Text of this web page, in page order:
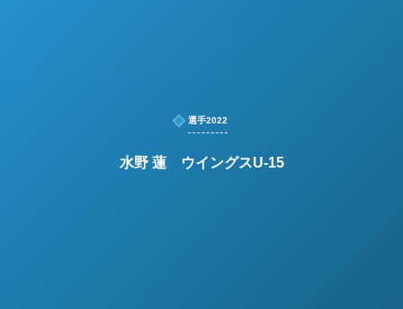
選手2022
水野 蓮 ウイングスU-15